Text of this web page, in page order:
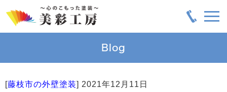
Blog
[藤枝市の外壁塗装] 2021年12月11日